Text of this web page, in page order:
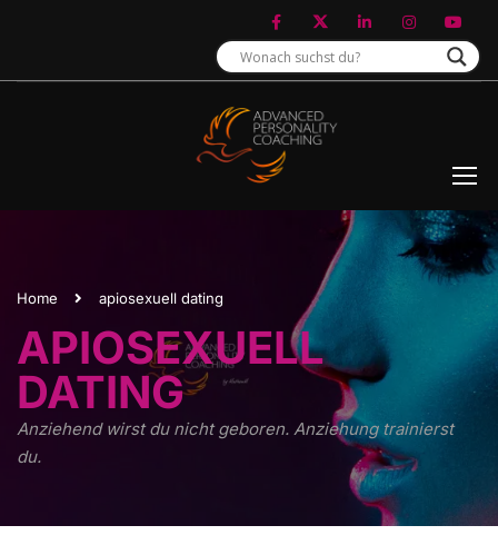
Home apiosexuell dating
APIOSEXUELL
DATING
Anziehend wirst du nicht geboren. Anziehung trainierst
du.